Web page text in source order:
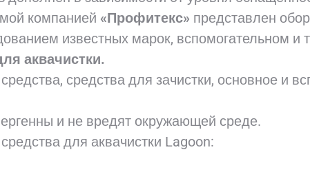
компанией «Профитекс» представлен
известных марок, вспомогательном и
аквачистки.
средства для зачистки, основное и
и не вредят окружающей среде.
для аквачистки Lagoon: